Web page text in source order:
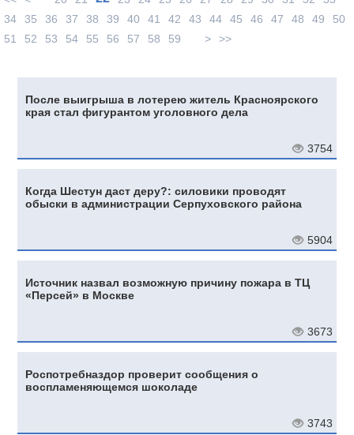
34
35 36 37 38 39 40 41 42 43 44 45 46 47 48 49
50
51
52 53 54 55 56 57 58 59 > >>
После выигрыша в лотерею житель Красноярского
края стал фигурантом уголовного дела
3754
Когда Шестун даст деру?: силовики проводят
обыски в администрации Серпуховского района
5904
Источник назвал возможную причину пожара в ТЦ
«Персей» в Москве
3673
Роспотребназдор проверит сообщения о
воспламеняющемся шоколаде
3743